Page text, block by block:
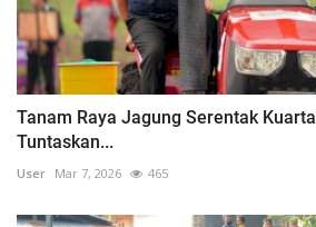
Tanam Raya Jagung Serentak
Tuntaskan...
User Mar 7, 2026 465